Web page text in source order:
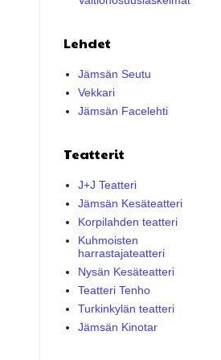
Lehdet
Jämsän Seutu
Vekkari
Jämsän Facelehti
Teatterit
J+J Teatteri
Jämsän Kesäteatteri
Korpilahden teatteri
Kuhmoisten
harrastajateatteri
Nysän Kesäteatteri
Teatteri Tenho
Turkinkylän teatteri
Jämsän Kinotar